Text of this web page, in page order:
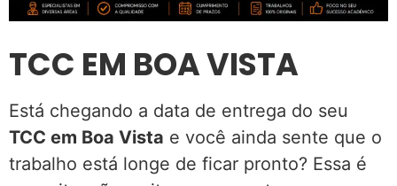
TCC EM BOA VISTA
Está chegando a data de entrega do seu
TCC em Boa Vista e você ainda sente que o
trabalho está longe de ficar pronto? Essa é